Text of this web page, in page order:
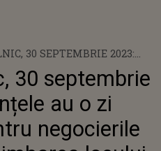
30 SEPTEMBRIE 2023:
O ZI FAVORABILĂ PENTRU
AFACERI, SCHIMBAREA
ȘI DEZVOLTAREA
SE REINVENTEAZĂ ȘI
NOI
30 septembrie
au o zi
negocierile